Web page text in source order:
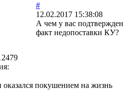
#
12.02.2017 15:38:08
А чем у вас подтвержден
факт недопоставки КУ?
оказался покушением на жизнь